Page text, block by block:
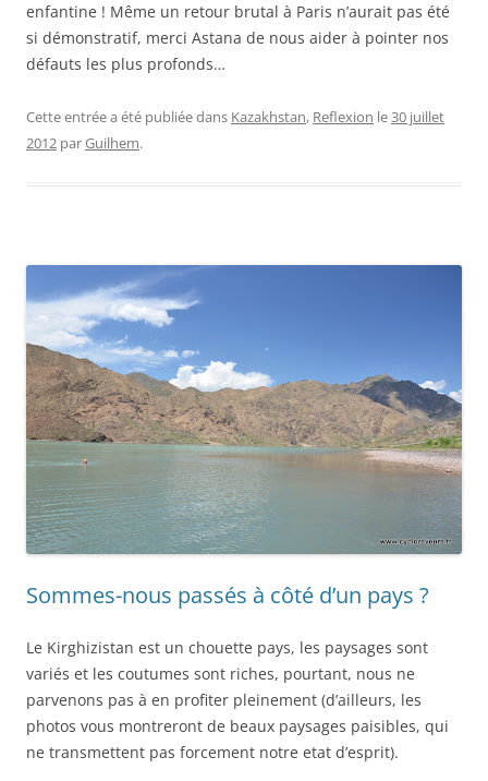
enfantine ! Même un retour brutal à Paris n’aurait pas été
si démonstratif, merci Astana de nous aider à pointer nos
défauts les plus profonds…
Cette entrée a été publiée dans Kazakhstan, Reflexion le30 juillet
2012 parGuilhem.
Sommes-nous passés à côté d’un pays ?
Le Kirghizistan est un chouette pays, les paysages sont
variés et les coutumes sont riches, pourtant, nous ne
parvenons pas à en profiter pleinement (d’ailleurs, les
photos vous montreront de beaux paysages paisibles, qui
ne transmettent pas forcement notre etat d’esprit).